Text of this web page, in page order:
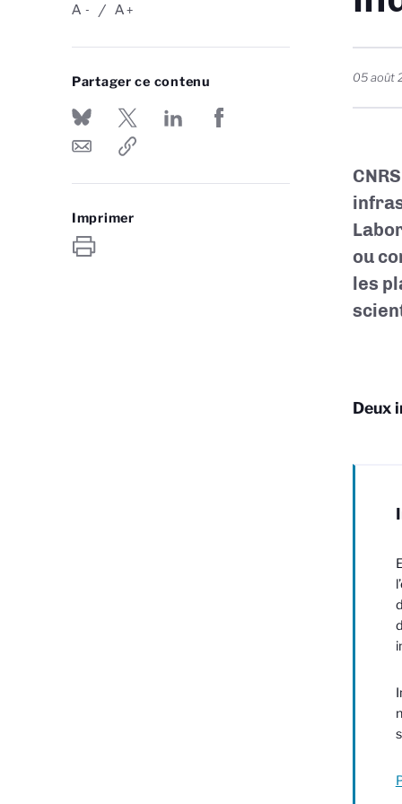
-
A +
A
Partager ce contenu
Imprimer
05 août
ou
les
Deux